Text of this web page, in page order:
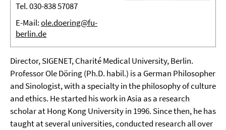
Tel. 030-838 57087
E-Mail:ole.doering@fu-
berlin.de
Director, SIGENET, Charité Medical University, Berlin.
Professor Ole Döring (Ph.D. habil.) is a German Philosopher
and Sinologist, with a specialty in the philosophy of culture
and ethics. He started his work in Asia as a research
scholar at Hong Kong University in 1996. Since then, he has
taught at several universities, conducted research all over